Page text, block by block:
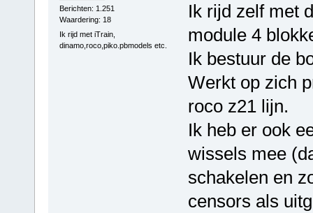
Berichten: 1.251
Waardering: 18
Ik rijd met iTrain,
dinamo,roco,piko.pbmodels etc.
Ik rijd zelf met
module 4
Ik bestuur de
Werkt op zich
roco z21 lijn.
Ik heb er ook
wissels mee
schakelen en
censors als